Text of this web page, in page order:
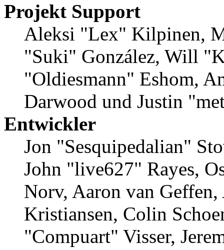
Projekt Support
Aleksi "Lex" Kilpinen,
"Suki" González, Will
"Oldiesmann" Eshom,
Darwood und Justin
Entwickler
Jon "Sesquipedalian"
John "live627" Rayes,
Norv, Aaron van
Kristiansen, Colin
"Compuart" Visser,